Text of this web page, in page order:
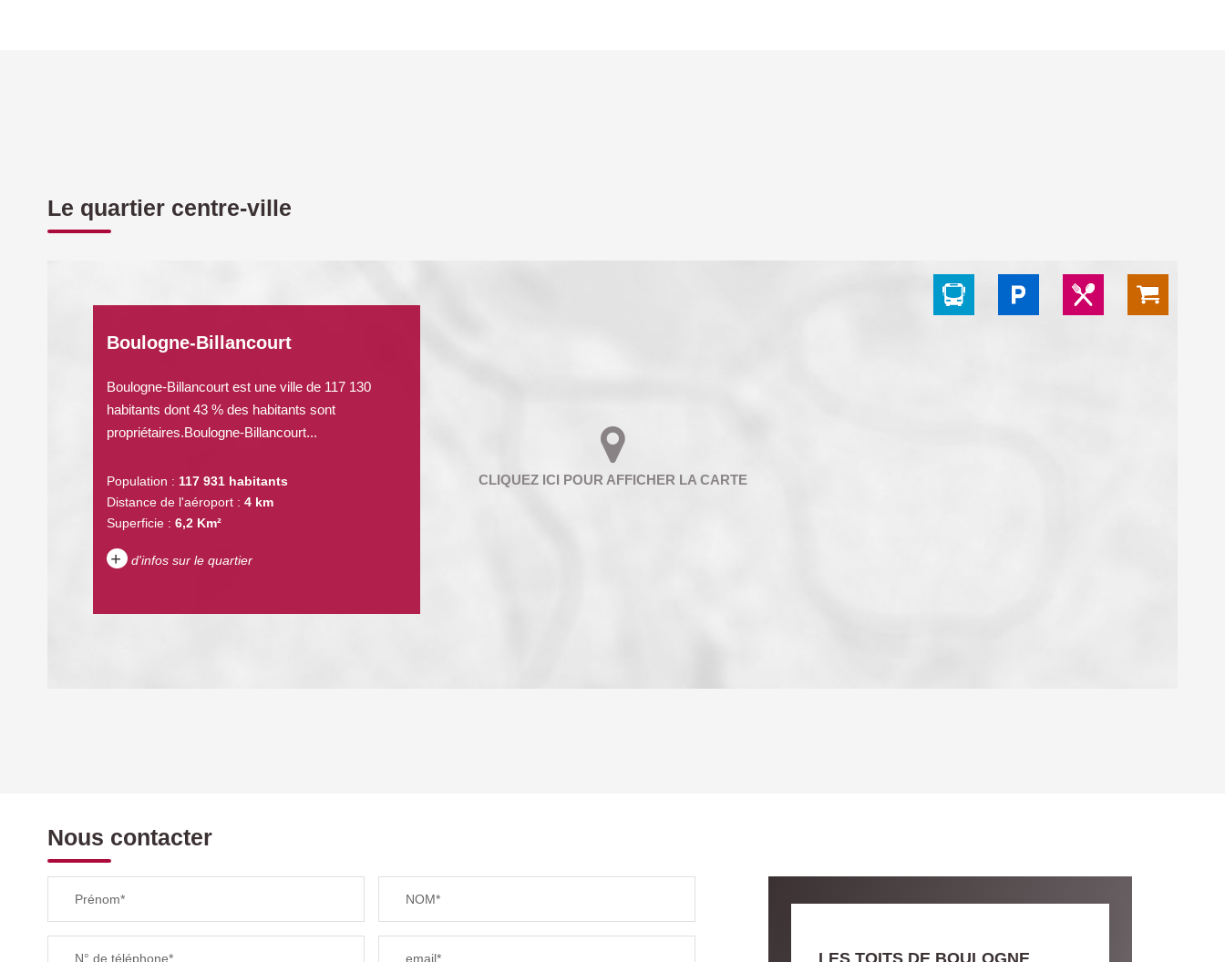
Le quartier centre-ville
Boulogne-Billancourt
Boulogne-Billancourt est une ville de 117 130
habitants dont 43 % des habitants sont
propriétaires.Boulogne-Billancourt...
Population : 117 931 habitants
Distance de l'aéroport : 4 km
Superficie : 6,2 Km²
+ d'infos sur le quartier
TAXE FONCIÈRE
Nous contacter
Prénom* NOM*
N° de téléphone* email* LES TOITS DE BOULOGNE